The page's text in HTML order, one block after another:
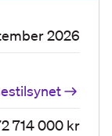
2026
714 000 kr